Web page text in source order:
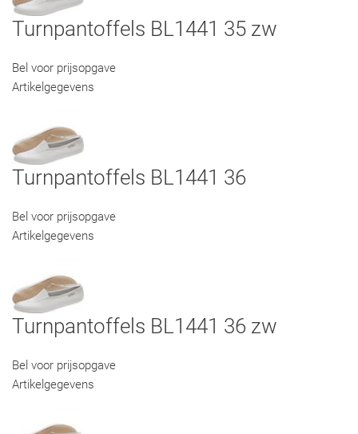
Turnpantoffels BL1441 35 zw
Bel voor prijsopgave
Artikelgegevens
Turnpantoffels BL1441 36
Bel voor prijsopgave
Artikelgegevens
Turnpantoffels BL1441 36 zw
Bel voor prijsopgave
Artikelgegevens